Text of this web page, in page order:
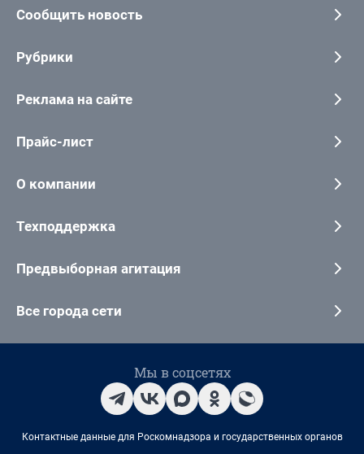
Сообщить новость
Рубрики
Реклама на сайте
Прайс-лист
О компании
Техподдержка
Предвыборная агитация
Все города сети
Мы в соцсетях
Контактные данные для Роскомнадзора и государственных органов